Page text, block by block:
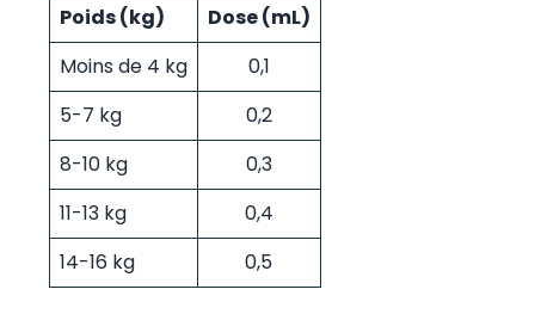
Poids (kg)
Dose (mL)
Moins de 4 kg
0,1
5-7 kg
0,2
8-10 kg
0,3
11-13 kg
0,4
14-16 kg
0,5